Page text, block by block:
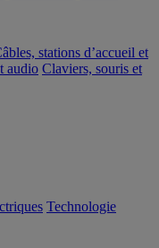
stations d’accueil et
audio Claviers, souris et
Technologie